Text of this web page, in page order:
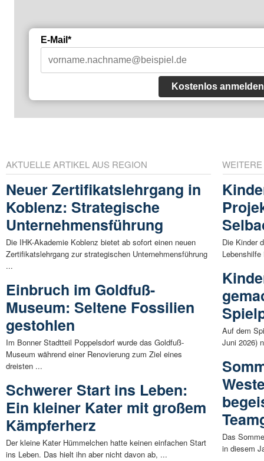
E-Mail*
Kostenlos anmelden
AKTUELLE ARTIKEL AUS REGION
Neuer Zertifikatslehrgang in
Koblenz: Strategische
Unternehmensführung
Die IHK-Akademie Koblenz bietet ab sofort einen neuen
Zertifikatslehrgang zur strategischen Unternehmensführung
...
Einbruch im Goldfuß-
Museum: Seltene Fossilien
gestohlen
Im Bonner Stadtteil Poppelsdorf wurde das Goldfuß-
Museum während einer Renovierung zum Ziel eines
dreisten ...
Schwerer Start ins Leben:
Ein kleiner Kater mit großem
Kämpferherz
Der kleine Kater Hümmelchen hatte keinen einfachen Start
ins Leben. Das hielt ihn aber nicht davon ab, ...
Die Kinder
Auf dem
Juni 2026)
Das
in diesem